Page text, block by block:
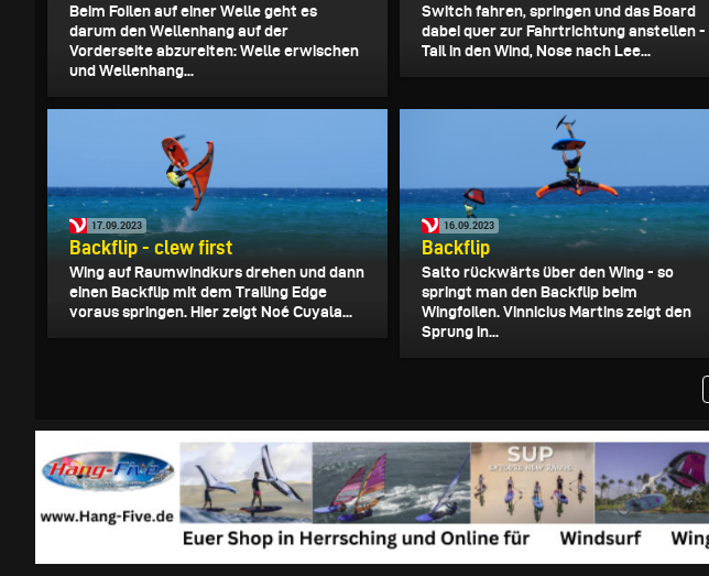
Beim Foilen auf einer Welle geht es
darum den Wellenhang auf der
Vorderseite abzureiten: Welle erwischen
und Wellenhang...
Switch fahren, springen und das Board
dabei quer zur Fahrtrichtung anstellen -
Tail in den Wind, Nose nach Lee...
17.09.2023
Backflip - clew first
Wing auf Raumwindkurs drehen und dann
einen Backflip mit dem Trailing Edge
voraus springen. Hier zeigt Noé Cuyala...
16.09.2023
Backflip
Salto rückwärts über den Wing - so
springt man den Backflip beim
Wingfoilen. Vinnicius Martins zeigt den
Sprung in...